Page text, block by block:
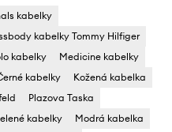
kabelky
kabelky Tommy Hilfiger
kabelky
Medicine kabelky
kabelky
Kožená kabelka
Plazova Taska
kabelky
Modrá kabelka